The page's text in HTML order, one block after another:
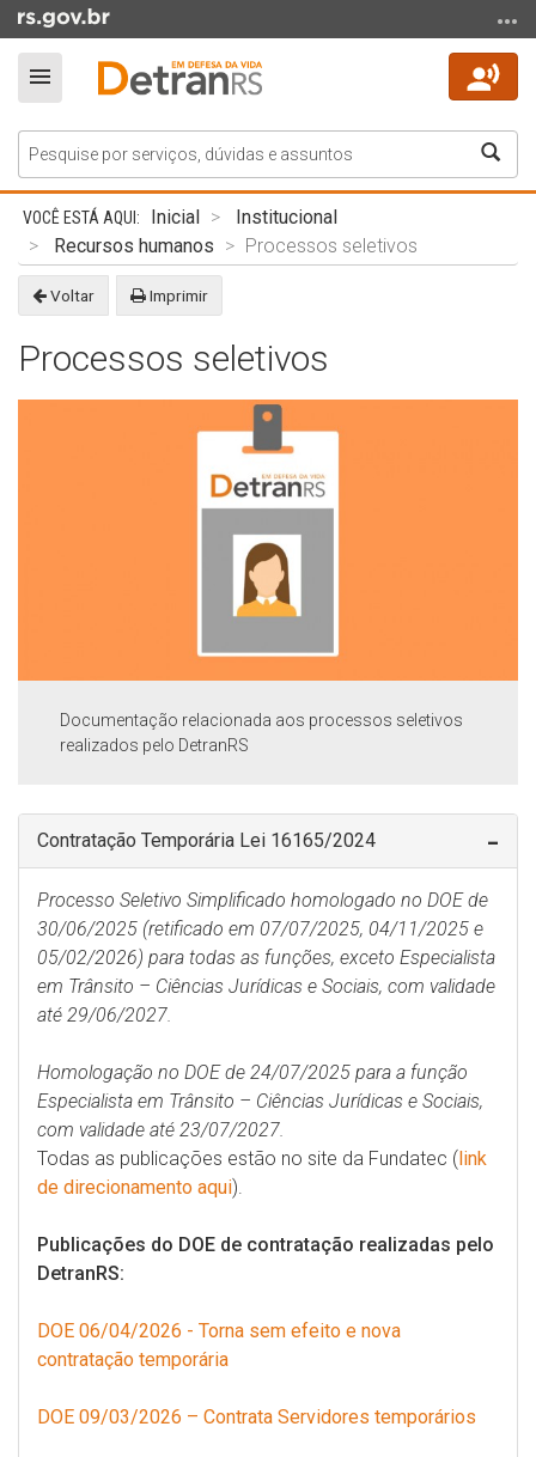
para
conteúdo
para
o
menu
para
Alterna
a
navegação
Início
conteúdo
Inicial
Institucional
Recursos humanos
Processos seletivos
Voltar Imprimir
Processos seletivos
Documentação relacionada aos processos seletivos
realizados pelo DetranRS
Contratação Temporária Lei 16165/2024
Processo Seletivo Simplificado homologado no DOE de
30/06/2025 (retificado em 07/07/2025, 04/11/2025 e
05/02/2026) para todas as funções, exceto Especialista
em Trânsito – Ciências Jurídicas e Sociais, com validade
até 29/06/2027.
Homologação no DOE de 24/07/2025 para a função
Especialista em Trânsito – Ciências Jurídicas e Sociais,
com validade até 23/07/2027.
Todas as publicações estão no site da Fundatec (link
de direcionamento aqui).
Publicações do DOE de contratação realizadas pelo
DetranRS:
DOE 06/04/2026 - Torna sem efeito e nova
contratação temporária
DOE 09/03/2026 – Contrata Servidores temporários